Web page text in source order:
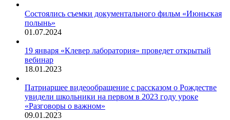
Состоялись съемки документального фильм «Июньская
полынь»
01.07.2024
19 января «Клевер лаборатория» проведет открытый
вебинар
18.01.2023
Патриаршее видеообращение с рассказом о Рождестве
увидели школьники на первом в 2023 году уроке
«Разговоры о важном»
09.01.2023